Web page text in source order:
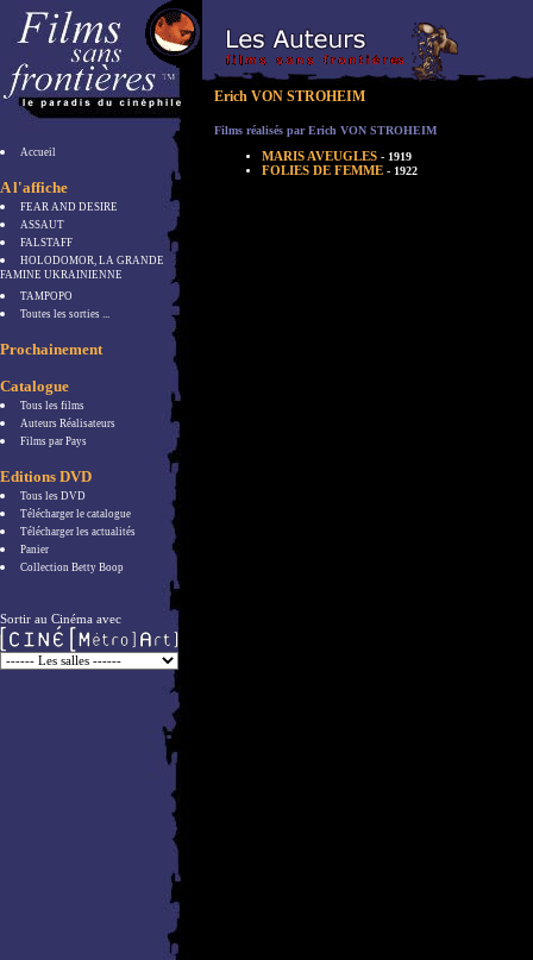
Accueil
A l'affiche
FEAR AND DESIRE
ASSAUT
FALSTAFF
HOLODOMOR, LA GRANDE
FAMINE UKRAINIENNE
TAMPOPO
Toutes les sorties ...
Prochainement
Catalogue
Tous les films
Auteurs Réalisateurs
Films par Pays
Editions DVD
Tous les DVD
Télécharger le catalogue
Télécharger les actualités
Panier
Collection Betty Boop
Sortir au Cinéma avec
Erich VON STROHEIM
Films réalisés par Erich VON STROHEIM
MARIS AVEUGLES - 1919
FOLIES DE FEMME - 1922